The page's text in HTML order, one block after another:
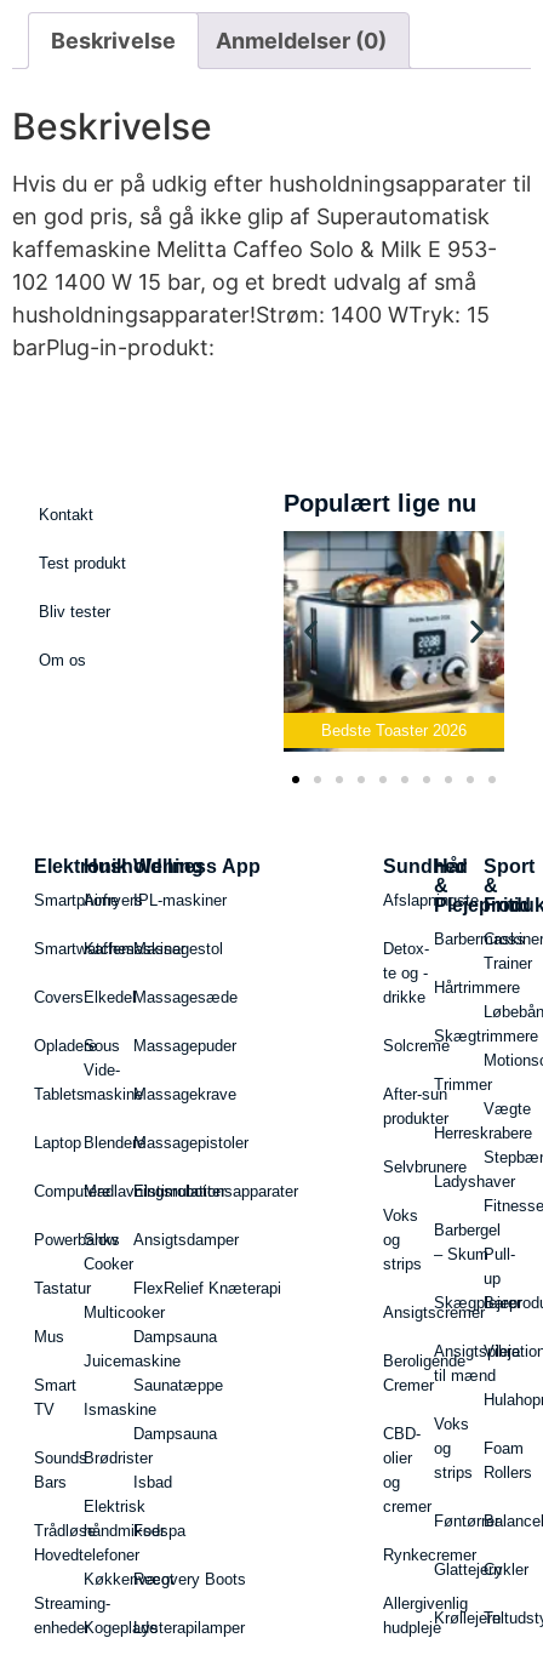
Beskrivelse Anmeldelser (0)
Beskrivelse
Hvis du er på udkig efter husholdningsapparater til
en god pris, så gå ikke glip af Superautomatisk
kaffemaskine Melitta Caffeo Solo & Milk E 953-
102 1400 W 15 bar, og et bredt udvalg af små
husholdningsapparater!Strøm: 1400 WTryk: 15
barPlug-in-produkt:
Kontakt
Test produkt
Bliv tester
Om os
Populært lige nu
Bedste Toaster 2026
Elektronik
Smartphone
Smartwatches
Covers
Opladere
Tablets
Laptop
Computere
Powerbanks
Tastatur
Mus
Smart
TV
Sounds
Bars
Trådløse
Hovedtelefoner
Streaming-
enheder
Husholdning
Airfryers
Kaffemaskiner
Elkedel
Sous
Vide-
maskine
Blendere
Madlavningsrobotter
Slow
Cooker
Multicooker
Juicemaskine
Ismaskine
Brødrister
Elektrisk
håndmikser
Køkkenvægt
Kogeplade
Wellness App
IPL-maskiner
Massagestol
Massagesæde
Massagepuder
Massagekrave
Massagepistoler
Elstimulationsapparater
Ansigtsdamper
FlexRelief Knæterapi
Dampsauna
Saunatæppe
Dampsauna
Isbad
Fodspa
Recovery Boots
Lysterapilamper
Sundhed
Afslapningste
Detox-
te og -
drikke
Solcreme
After-sun
produkter
Selvbrunere
Voks
og
strips
Ansigtscremer
Beroligende
Cremer
CBD-
olier
og
cremer
Rynkecremer
Allergivenlig
hudpleje
Hår
&
Hårtrimmere
Skægtrimmere
Trimmer
Herreskrabere
Ladyshaver
Barbergel
– Skum
Ansigtspleje
til mænd
Voks
og
strips
Føntørrer
Glattejern
Krøllejern
Sport
&
Fritid
Cross
Trainer
Vægte
Pull-
up
Barer
Foam
Rollers
Cykler